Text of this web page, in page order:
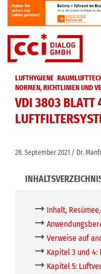
Skip
to
content
LUFTHYGIENE
NORMEN, RICHTLINIEN UND
VDI 3803 BLATT
28. September 2021 Dr.
Inhalt,
Verweise auf
Kapitel 3 und 4:
Kapitel 5: